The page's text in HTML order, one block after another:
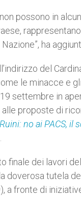
possono in
ha
del
le minacce e
settembre in
proposte di
no ai PACS,
finale dei lavori
doverosa tutela
a fronte di